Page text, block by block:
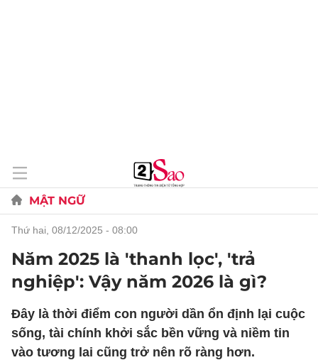
MẬT NGỮ
thứ hai, 08/12/2025 - 08:00
Năm 2025 là 'thanh lọc', 'trả
nghiệp': Vậy năm 2026 là gì?
Đây là thời điểm con người dần ổn định lại cuộc
sống, tài chính khởi sắc bền vững và niềm tin
vào tương lai cũng trở nên rõ ràng hơn.